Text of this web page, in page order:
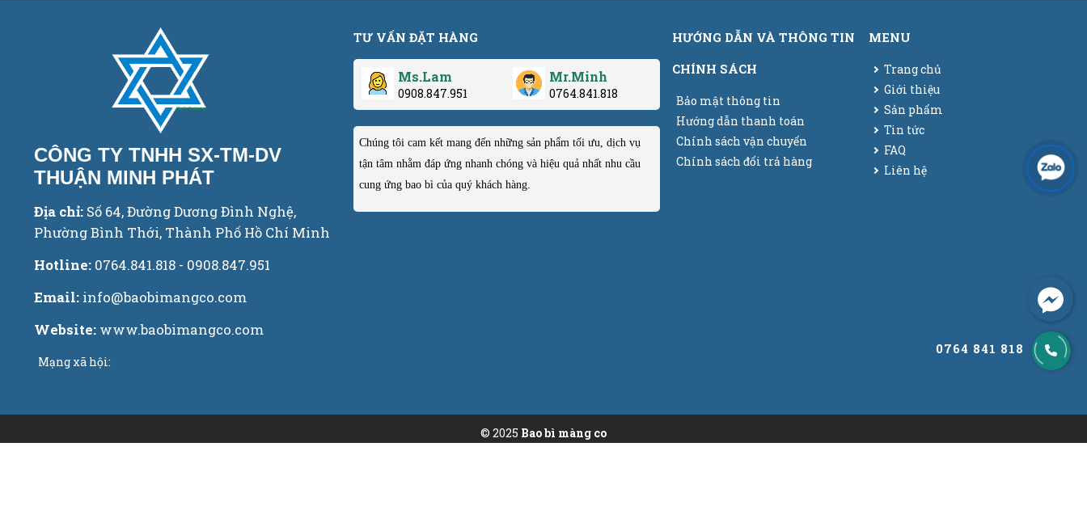
CÔNG TY TNHH SX-TM-DV
THUẬN MINH PHÁT
Địa chỉ: Số 64, Đường Dương Đình Nghệ,
Phường Bình Thới, Thành Phố Hồ Chí Minh
Hotline: 0764.841.818 - 0908.847.951
Email: info@baobimangco.com
Website: www.baobimangco.com
Mạng xã hội:
TƯ VẤN ĐẶT HÀNG
Ms.Lam
0908.847.951
Mr.Minh
0764.841.818
Chúng tôi cam kết mang đến những sản phẩm tối ưu, dịch vụ
tận tâm nhằm đáp ứng nhanh chóng và hiệu quả nhất nhu cầu
cung ứng bao bì của quý khách hàng.
HƯỚNG DẪN VÀ THÔNG TIN
CHÍNH SÁCH
Bảo mật thông tin
Hướng dẫn thanh toán
Chính sách vận chuyển
Chính sách đổi trả hàng
MENU
Trang chủ
Giới thiệu
Sản phẩm
Tin tức
FAQ
Liên hệ
© 2025 Bao bì màng co
0764 841 818